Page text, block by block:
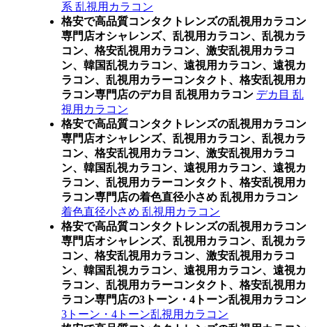
系 乱視用カラコン
格安で高品質コンタクトレンズの乱視用カラコン
専門店オシャレンズ、乱視用カラコン、乱視カラ
コン、格安乱視用カラコン、激安乱視用カラコ
ン、韓国乱視カラコン、遠視用カラコン、遠視カ
ラコン、乱視用カラーコンタクト、格安乱視用カ
ラコン専門店のデカ目 乱視用カラコン デカ目 乱
視用カラコン
格安で高品質コンタクトレンズの乱視用カラコン
専門店オシャレンズ、乱視用カラコン、乱視カラ
コン、格安乱視用カラコン、激安乱視用カラコ
ン、韓国乱視カラコン、遠視用カラコン、遠視カ
ラコン、乱視用カラーコンタクト、格安乱視用カ
ラコン専門店の着色直径小さめ 乱視用カラコン
着色直径小さめ 乱視用カラコン
格安で高品質コンタクトレンズの乱視用カラコン
専門店オシャレンズ、乱視用カラコン、乱視カラ
コン、格安乱視用カラコン、激安乱視用カラコ
ン、韓国乱視カラコン、遠視用カラコン、遠視カ
ラコン、乱視用カラーコンタクト、格安乱視用カ
ラコン専門店の3トーン・4トーン乱視用カラコン
3トーン・4トーン乱視用カラコン